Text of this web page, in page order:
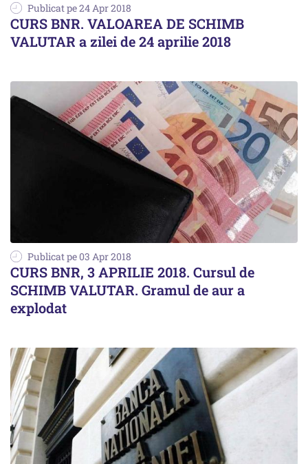
Publicat pe 24 Apr 2018
CURS BNR. VALOAREA DE SCHIMB
VALUTAR a zilei de 24 aprilie 2018
Publicat pe 03 Apr 2018
CURS BNR, 3 APRILIE 2018. Cursul de
SCHIMB VALUTAR. Gramul de aur a
explodat